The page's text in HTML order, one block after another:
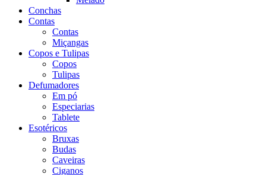
Conchas
Contas
Contas
Miçangas
Copos e Tulipas
Copos
Tulipas
Defumadores
Em pó
Especiarias
Tablete
Esotéricos
Bruxas
Budas
Caveiras
Ciganos